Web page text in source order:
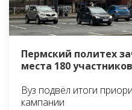
Пермский политех
места 180
Вуз подвёл итоги
кампании